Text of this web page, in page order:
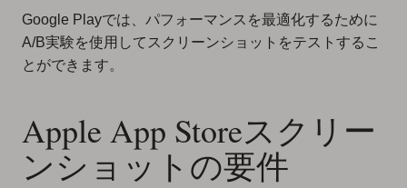
Google Playでは、パフォーマンスを最適化するために
A/B実験を使用してスクリーンショットをテストするこ
とができます。
Apple App Storeスクリー
ンショットの要件